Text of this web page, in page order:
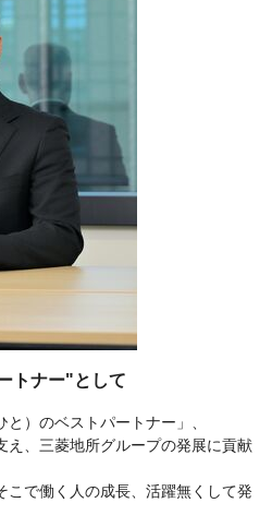
トナー"として
）のベストパートナー」、
え、三菱地所グループの発展に貢献
こで働く人の成長、活躍無くして発